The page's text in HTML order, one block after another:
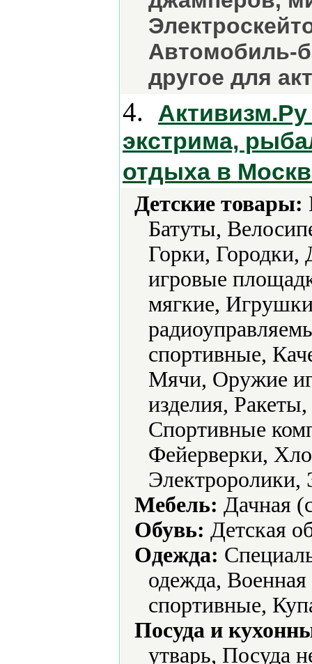
Автомобиль-
другое для
4.
экстрима,
отдыха в
Детские товары:
Батуты,
Горки, Городки,
игровые
мягкие,
спортивные,
Мячи, Оружие
изделия,
Спортивные
Фейерверки,
Электроролики,
Мебель: Дачная
Обувь: Детская
Одежда:
одежда,
спортивные,
Посуда и
утварь, Посуда